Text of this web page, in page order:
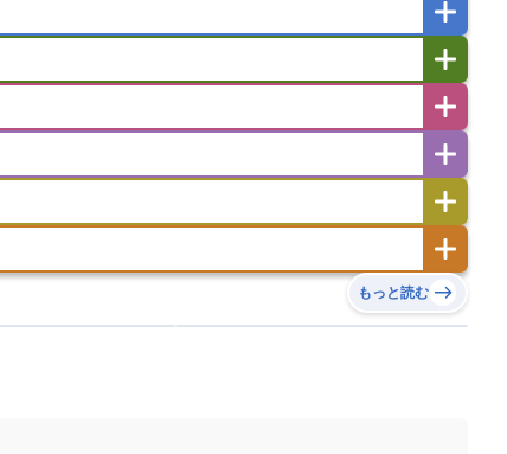
スロバキア スロベニア共和国
セルビア
ミクロネシア連邦 ワリス・フテュナ
グアドループ
コロンビア ジャマイカ
スリナム
エチオピア
もっと読む